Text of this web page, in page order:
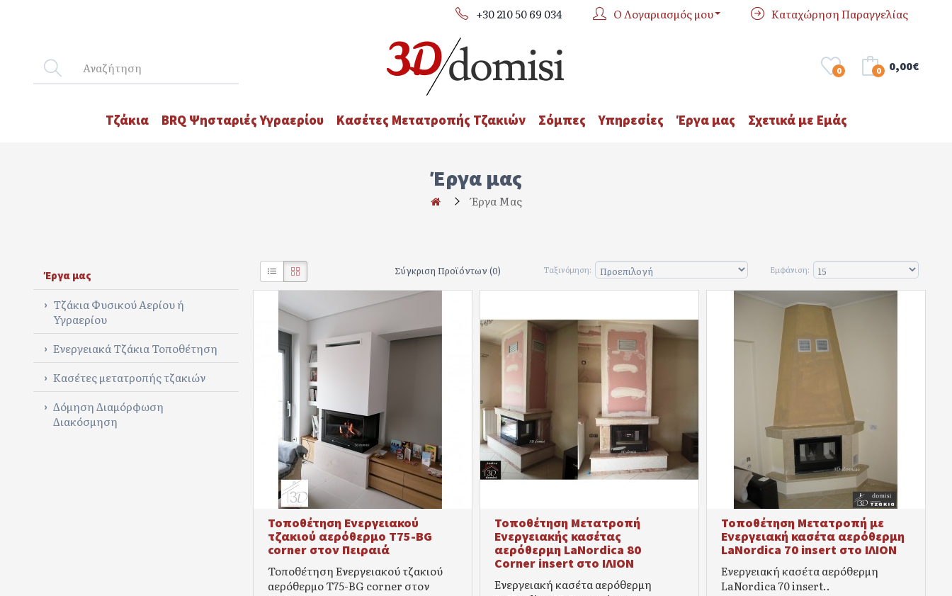
+30 210 50 69 034 Ο Λογαριασμός μου Καταχώρηση Παραγγελίας
0 0 0,00€
Τζάκια BRQ Ψησταριές Υγραερίου Κασέτες Μετατροπής Τζακιών Σόμπες Υπηρεσίες Έργα μας Σχετικά με Εμάς
Έργα μας
Έργα Μας
Έργα μας
Τζάκια Φυσικού Αερίου ή
Υγραερίου
Ενεργειακά Τζάκια Τοποθέτηση
Κασέτες μετατροπής τζακιών
Δόμηση Διαμόρφωση
Διακόσμηση
Σύγκριση Προϊόντων (0) Ταξινόμηση: Εμφάνιση:
Τοποθέτηση Ενεργειακού
τζακιού αερόθερμο Τ75-BG
corner στον Πειραιά
Τοποθέτηση Ενεργειακού τζακιού
αερόθερμο Τ75-BG corner στον
Τοποθέτηση Μετατροπή
Ενεργειακής κασέτας
αερόθερμη LaNordica 80
Corner insert στο ΙΛΙΟΝ
Ενεργειακή κασέτα αερόθερμη
Τοποθέτηση Μετατροπή με
Ενεργειακή κασέτα αερόθερμη
LaNordica 70 insert στο ΙΛΙΟΝ
Ενεργειακή κασέτα αερόθερμη
LaNordica 70 insert..